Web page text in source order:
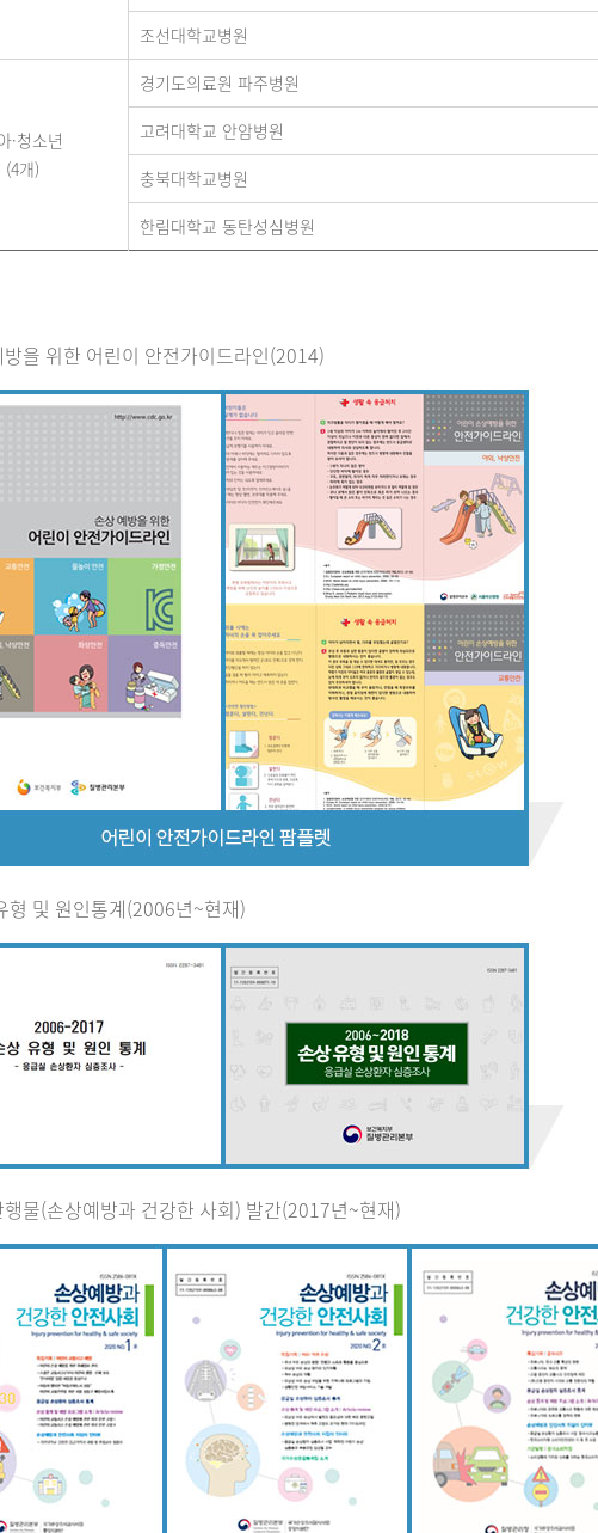
조선대학교병원
·청소년
(4개)
경기도의료원 파주병원
고려대학교 안암병원
충북대학교병원
한림대학교 동탄성심병원
을 위한 어린이 안전가이드라인(2014)
형 및 원인통계(2006년~현재)
물(손상예방과 건강한 사회) 발간(2017년~현재)